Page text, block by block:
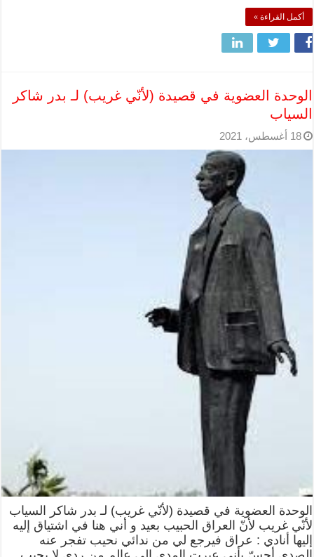
أكمل القراءة »
الوحدة العضوية في قصيدة (لأنّي غريب) لـ بدر شاكر
السياب
18 أغسطس، 2021
الوحدة العضوية في قصيدة (لأنّي غريب) لـ بدر شاكر السياب
لأنّي غريب لأنّ العراق الحبيب بعيد و أني هنا في اشتياق إليه
إليها أنادي : عراق فيرجع لي من ندائي نحيب تفجر عنه